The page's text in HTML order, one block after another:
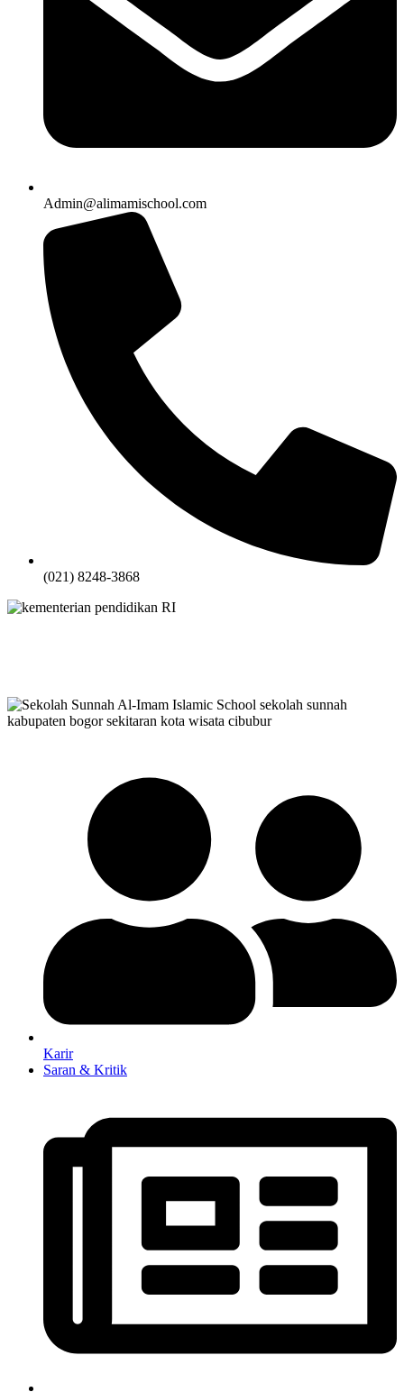
Admin@alimamischool.com
(021) 8248-3868
Karir
Saran & Kritik